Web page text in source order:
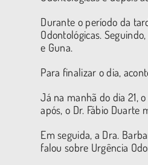
Durante o período da
Odontológicas.
e Guna.
Para finalizar o dia,
Já na manhã do dia 21,
após, o Dr. Fábio Duarte
Em seguida, a Dra.
falou sobre Urgência